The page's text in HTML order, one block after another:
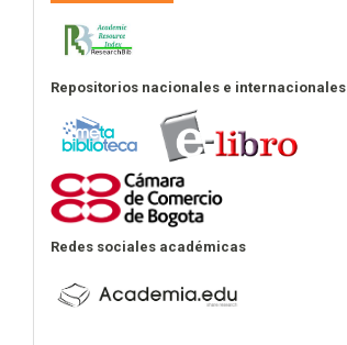
Repositorios nacionales e internacionales
Redes sociales académicas